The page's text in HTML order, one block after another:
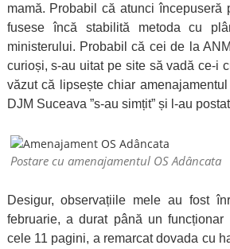
mamă. Probabil că atunci începuseră
fusese încă stabilită metoda cu
ministerului. Probabil că cei de la
curioși, s-au uitat pe site să vadă ce-i
văzut că lipsește chiar
DJM Suceava ”s-au simțit” și l-au
Postare cu amenajamentul OS Adâncata
Desigur, observațiile mele au fost
februarie, a durat până un
cele 11 pagini, a remarcat dovada cu